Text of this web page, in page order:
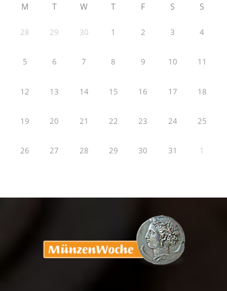
M T W T F S S
28 29 30 1 2 3 4
5 6 7 8 9 10 11
12 13 14 15 16 17 18
19 20 21 22 23 24 25
26 27 28 29 30 31 1